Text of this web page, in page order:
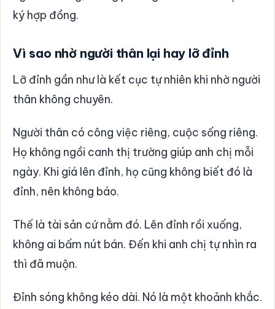
ký hợp đồng.
Vì sao nhờ người thân lại hay lỡ đỉnh
Lỡ đỉnh gần như là kết cục tự nhiên khi nhờ người
thân không chuyên.
Người thân có công việc riêng, cuộc sống riêng.
Họ không ngồi canh thị trường giúp anh chị mỗi
ngày. Khi giá lên đỉnh, họ cũng không biết đó là
đỉnh, nên không báo.
Thế là tài sản cứ nằm đó. Lên đỉnh rồi xuống,
không ai bấm nút bán. Đến khi anh chị tự nhìn ra
thì đã muộn.
Đỉnh sóng không kéo dài. Nó là một khoảnh khắc.